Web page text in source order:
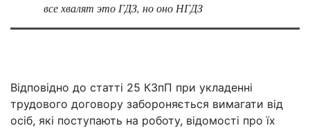
все хвалят это ГДЗ, но оно НГДЗ
Відповідно до статті 25 КЗпП при укладенні
трудового договору забороняється вимагати від
осіб, які поступають на роботу, відомості про їх